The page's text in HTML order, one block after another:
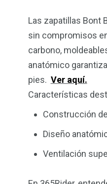
Las zapatillas Bont
sin compromisos
carbono,
anatómico
pies. Ver aquí.
Características
Construcción
Diseño
Ventilación